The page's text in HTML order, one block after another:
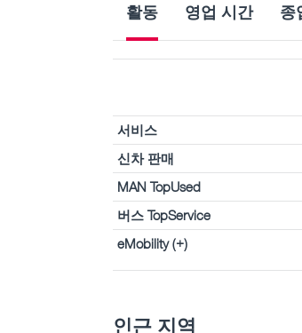
활동 영업 시간 종
서비스
신차 판매
MAN TopUsed
버스 TopService
eMobility (+)
인근 지역